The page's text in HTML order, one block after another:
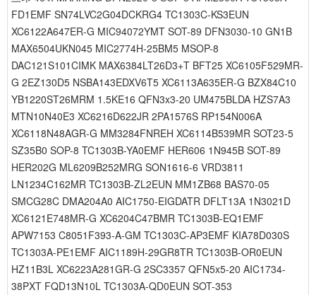
FD1EMF SN74LVC2G04DCKRG4 TC1303C-KS3EUN
XC6122A647ER-G MIC94072YMT SOT-89 DFN3030-10 GN1B
MAX6504UKN045 MIC2774H-25BM5 MSOP-8
DAC121S101CIMK MAX6384LT26D3+T BFT25 XC6105F529MR-
G 2EZ130D5 NSBA143EDXV6T5 XC6113A635ER-G BZX84C10
YB1220ST26MRM 1.5KE16 QFN3x3-20 UM475BLDA HZS7A3
MTN10N40E3 XC6216D622JR 2PA1576S RP154N006A
XC6118N48AGR-G MM3284FNREH XC6114B539MR SOT23-5
SZ35B0 SOP-8 TC1303B-YA0EMF HER606 1N945B SOT-89
HER202G ML6209B252MRG SON1616-6 VRD3811
LN1234C162MR TC1303B-ZL2EUN MM1ZB68 BAS70-05
SMCG28C DMA204A0 AIC1750-EIGDATR DFLT13A 1N3021D
XC6121E748MR-G XC6204C47BMR TC1303B-EQ1EMF
APW7153 C8051F393-A-GM TC1303C-AP3EMF KIA78D030S
TC1303A-PE1EMF AIC1189H-29GR8TR TC1303B-OR0EUN
HZ11B3L XC6223A281GR-G 2SC3357 QFN5x5-20 AIC1734-
38PXT FQD13N10L TC1303A-QD0EUN SOT-353